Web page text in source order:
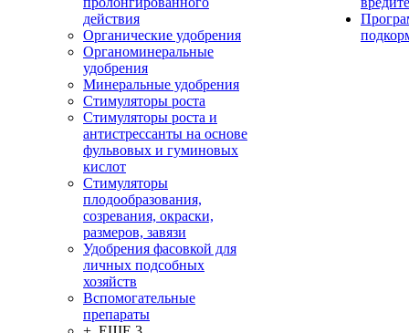
действия
Органические удобрения
Органоминеральные
удобрения
Минеральные удобрения
Стимуляторы роста
Стимуляторы роста и
антистрессанты на основе
фульвовых и гуминовых
кислот
Стимуляторы
плодообразования,
созревания, окраски,
размеров, завязи
Удобрения фасовкой для
личных подсобных
хозяйств
Вспомогательные
препараты